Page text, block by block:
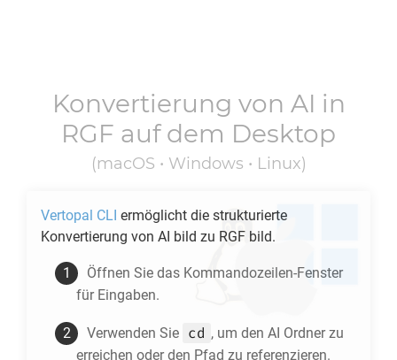
Konvertierung von AI in
RGF auf dem Desktop
(macOS • Windows • Linux)
Vertopal CLI ermöglicht die strukturierte
Konvertierung von AI bild zu RGF bild.
Öffnen Sie das Kommandozeilen-Fenster
für Eingaben.
Verwenden Sie cd , um den AI Ordner zu
erreichen oder den Pfad zu referenzieren.